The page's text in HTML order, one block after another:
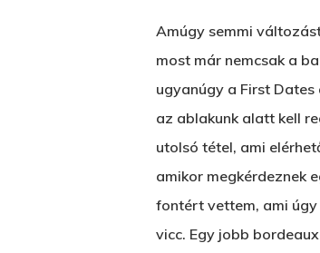
Amúgy semmi
most már nemcsak a
ugyanúgy a First
az ablakunk alatt kell
utolsó tétel, ami
amikor megkérdeznek
fontért vettem, ami
vicc. Egy jobb